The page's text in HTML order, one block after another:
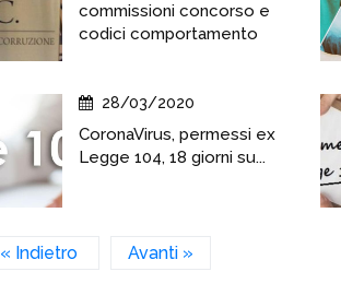
commissioni concorso e
codici comportamento
28/03/2020
CoronaVirus, permessi ex
Legge 104, 18 giorni su...
« Indietro Avanti »